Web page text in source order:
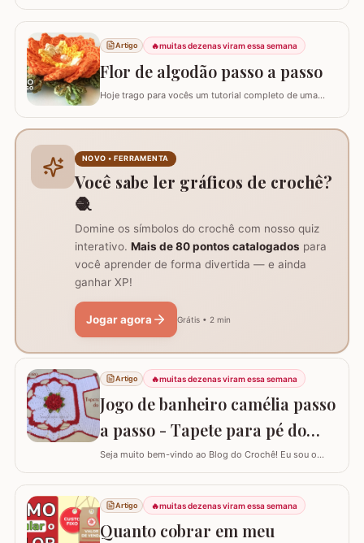
8 pétalas, garantindo um formato mais cheio e
arredondado, ideal para tapetes, mantas e…
Artigo 🔥muitas dezenas viram essa semana
Flor de algodão passo a passo
Hoje trago para vocês um tutorial completo de uma
seu trabalho manual, seja em colchas, caminhos de
mesa ou tapetes. Vamos aprender com…
NOVO • FERRAMENTA
Você sabe ler gráficos de crochê?
🧶
Domine os símbolos do crochê com nosso quiz
interativo. Mais de 80 pontos catalogados para
você aprender de forma divertida — e ainda
ganhar XP!
Jogar agora Grátis • 2 min
Artigo 🔥muitas dezenas viram essa semana
Jogo de banheiro camélia passo
a passo - Tapete para pé do
vaso
Seja muito bem-vindo ao Blog do Crochê! Eu sou o
tapete camélia para o pé do vaso sanitário. Este passo
a passo foi elaborado com muito carinho para que você
complete seu jogo de banheiro com perfeição. É uma
peça com encaixe preciso e um…
Artigo 🔥muitas dezenas viram essa semana
Quanto cobrar em meu